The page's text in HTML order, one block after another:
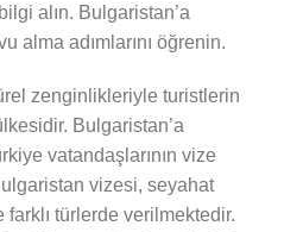
alın. Bulgaristan’a
alma adımlarını öğrenin.
zenginlikleriyle turistlerin
Bulgaristan’a
vatandaşlarının vize
vizesi, seyahat
türlerde verilmektedir.